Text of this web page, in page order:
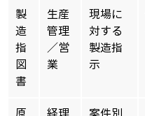
製
造
指
図
書
生産
管理
／営
業
現場に
対する
製造指
示